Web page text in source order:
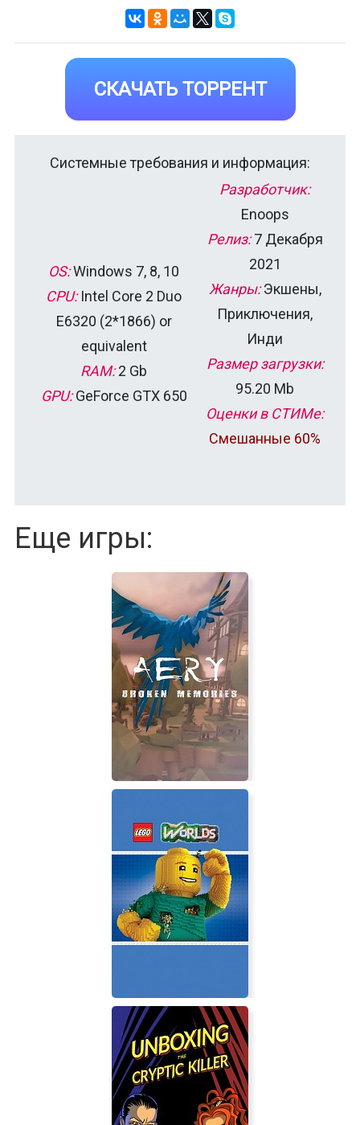
СКАЧАТЬ ТОРРЕНТ
Системные требования и информация:
OS:Windows 7, 8, 10
CPU:Intel Core 2 Duo
E6320 (2*1866) or
equivalent
RAM:2 Gb
GPU:GeForce GTX 650
Разработчик:
Enoops
Релиз:7 Декабря
2021
Жанры:Экшены,
Приключения,
Инди
Размер загрузки:
95.20 Mb
Оценки в СТИМе:
Смешанные 60%
Еще игры:
Aery - Broken Memories